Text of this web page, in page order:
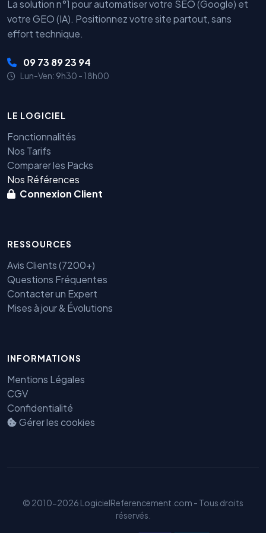
La solution n°1 pour automatiser votre SEO (Google) et
votre GEO (IA). Positionnez votre site partout, sans
effort technique.
09 73 89 23 94
Lun-Ven: 9h30 - 18h00
LE LOGICIEL
Fonctionnalités
Nos Tarifs
Comparer les Packs
Nos Références
Connexion Client
RESSOURCES
Avis Clients (7200+)
Questions Fréquentes
Contacter un Expert
Mises à jour & Évolutions
INFORMATIONS
Mentions Légales
CGV
Confidentialité
Gérer les cookies
© 2010-2026 LogicielReferencement.com - Tous droits
réservés.
Benjamin — Agent IA SEO &